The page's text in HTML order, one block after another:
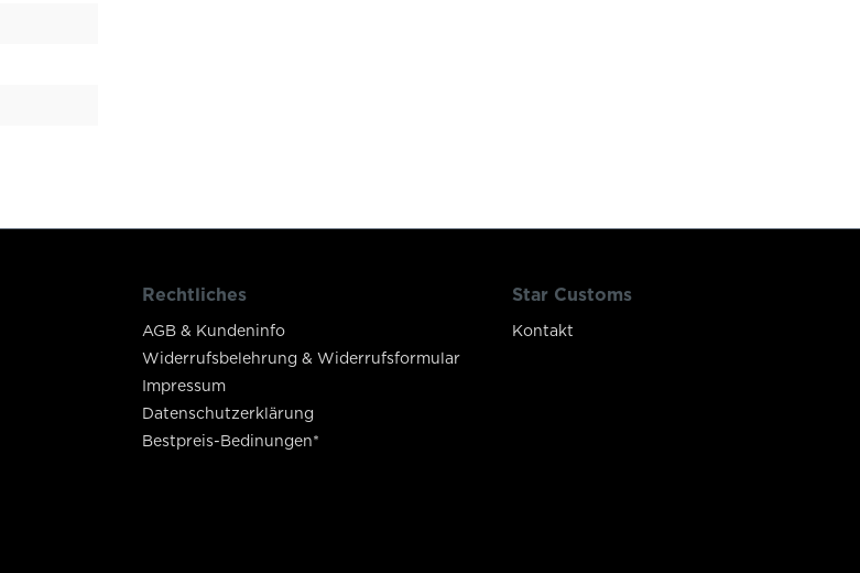
Rechtliches
AGB & Kundeninfo
Widerrufsbelehrung & Widerrufsformular
Impressum
Datenschutzerklärung
Bestpreis-Bedinungen*
Star Customs
Kontakt